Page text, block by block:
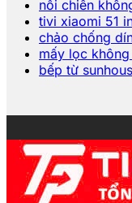
nồi chiên
tivi xiaomi 51
chảo chống
mấy lọc
bếp từ